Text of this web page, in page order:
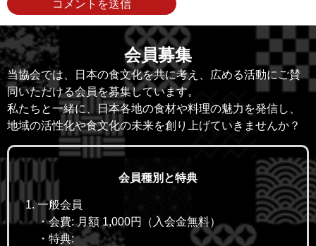
会員募集
当協会では、日本の食文化を共に考え、広める活動にご賛
同いただける会員を募集しています。
私たちと一緒に、日本各地の食材や料理の魅力を発信し、
地域の活性化や食文化の未来を創り上げていきませんか？
会員種別と特典
一般会員
・会費: 月額 1,000円（入会金無料）
・特典: